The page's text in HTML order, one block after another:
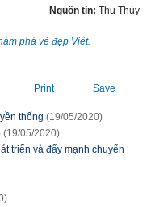
Nguồn tin: Thu Thủy
phá vẻ đẹp Việt.
Print Save
thống (19/05/2020)
(19/05/2020)
triển và đẩy mạnh chuyển